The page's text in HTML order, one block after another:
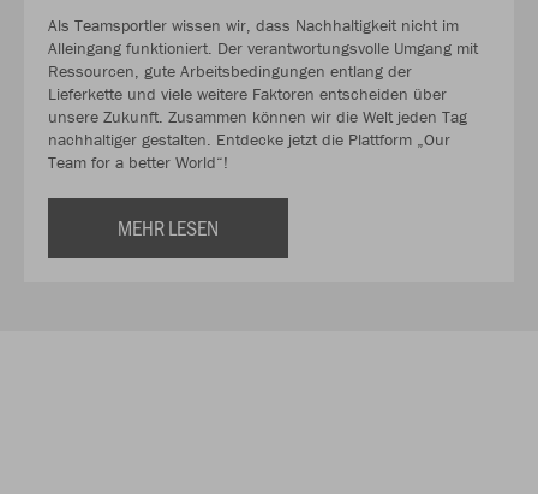
Als Teamsportler wissen wir, dass Nachhaltigkeit nicht im
Alleingang funktioniert. Der verantwortungsvolle Umgang mit
Ressourcen, gute Arbeitsbedingungen entlang der
Lieferkette und viele weitere Faktoren entscheiden über
unsere Zukunft. Zusammen können wir die Welt jeden Tag
nachhaltiger gestalten. Entdecke jetzt die Plattform „Our
Team for a better World“!
MEHR LESEN